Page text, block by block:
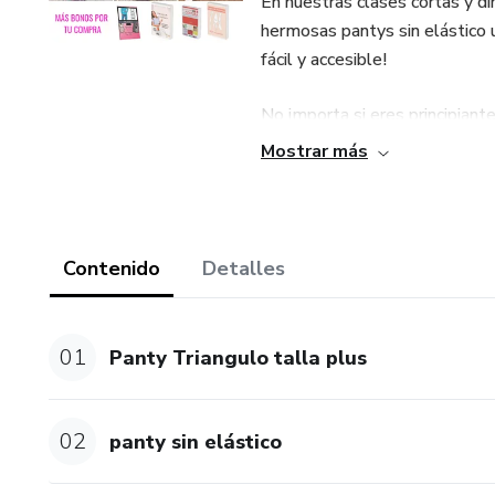
hermosas pantys sin elástico
fácil y accesible!
No importa si eres
lecciones están diseñadas
Así que ¿qué esperas?
autodescubrimiento.
¡Te esperamos en clase
Mostrar más
Contenido Detalles
01 Panty Triangulo talla plus
02 panty sin elástico